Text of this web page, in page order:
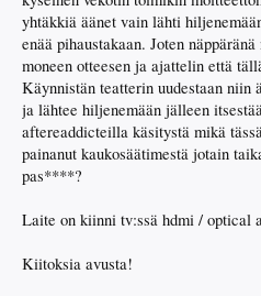
yhtäkkiä äänet vain lähti
enää pihaustakaan. Joten
moneen otteesen ja ajattelin että
Käynnistän teatterin uudestaan niin
ja lähtee hiljenemään jälleen
aftereaddicteilla käsitystä mikä
painanut kaukosäätimestä jotain
pas****?
Laite on kiinni tv:ssä hdmi / optical
Kiitoksia avusta!